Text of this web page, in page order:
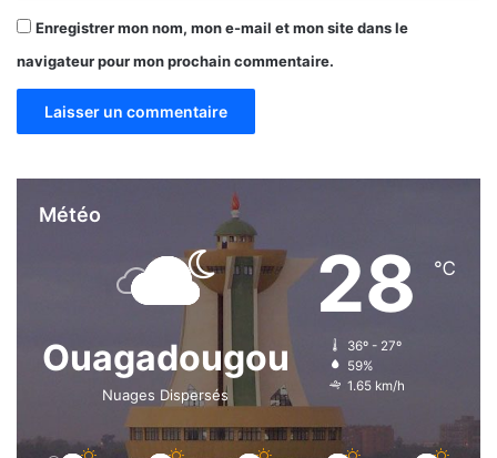
Enregistrer mon nom, mon e-mail et mon site dans le
navigateur pour mon prochain commentaire.
Météo
Ouagadougou
Nuages Dispersés
28 ℃
36º - 27º
59%
1.65 km/h